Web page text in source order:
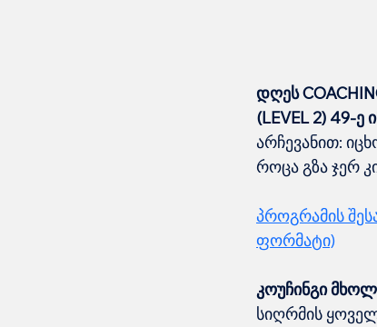
დღეს
(LEVEL 2) 49-
არჩევანით:
როცა გზა ჯერ
პროგრამის
ფორმატი)
კოუჩინგი
სიღრმის